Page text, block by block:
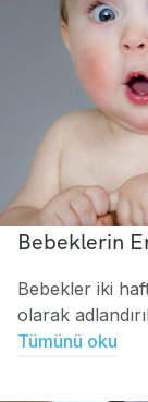
Bebeklerin
Bebekler iki
olarak
Tümünü oku